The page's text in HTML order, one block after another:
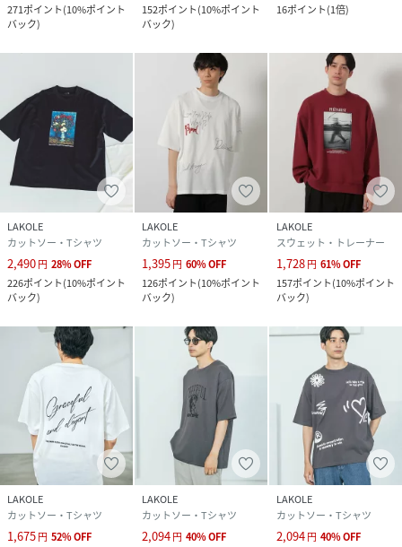
271ポイント(10%ポイント
バック)
152ポイント(10%ポイント
バック)
16ポイント(1倍)
LAKOLE
カットソー・Tシャツ
2,490円 28%OFF
226ポイント(10%ポイント
バック)
LAKOLE
カットソー・Tシャツ
1,395円 60%OFF
126ポイント(10%ポイント
バック)
LAKOLE
スウェット・トレーナー
1,728円 61%OFF
157ポイント(10%ポイント
バック)
LAKOLE
カットソー・Tシャツ
1,675円 52%OFF
LAKOLE
カットソー・Tシャツ
2,094円 40%OFF
LAKOLE
カットソー・Tシャツ
2,094円 40%OFF